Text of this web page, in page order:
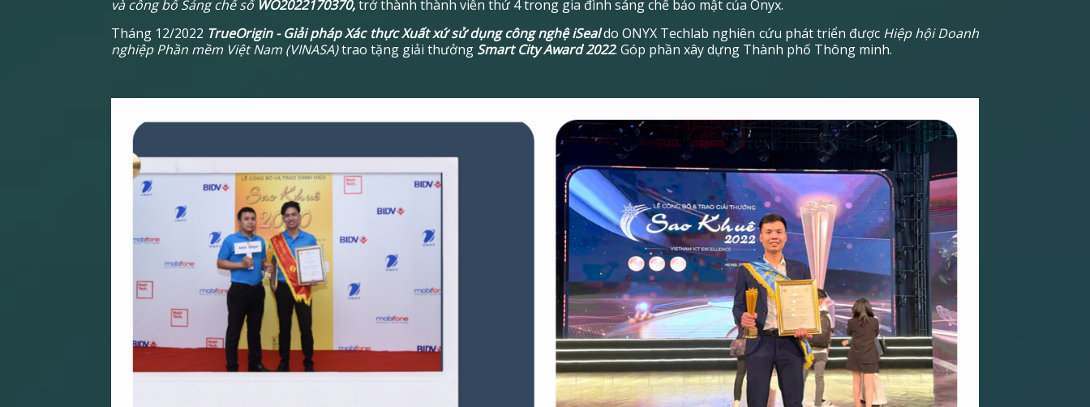
và công bố Sáng chế số WO2022170370,trở thành thành viên thứ 4 trong gia đình sáng chế bảo mật của Onyx.
Tháng 12/2022 TrueOrigin - Giải pháp Xác thực Xuất xứ sử dụng công nghệ iSealdo ONYX Techlab nghiên cứu phát triển được Hiệp hội Doanh
nghiệp Phần mềm Việt Nam (VINASA)trao tặng giải thưởng Smart City Award 2022. Góp phần xây dựng Thành phố Thông minh.